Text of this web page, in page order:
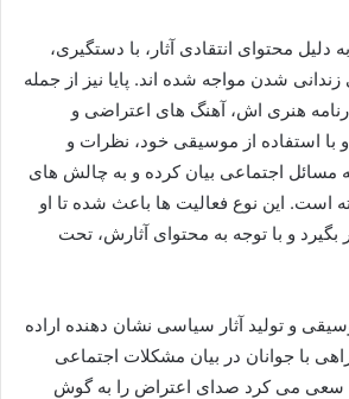
دلیل محتوای انتقادی آثار، با دستگیری،
شدن مواجه شده‌ اند. پایا نیز از جمله
هنری‌ اش، آهنگ‌ های اعتراضی و
استفاده از موسیقی خود، نظرات و
اجتماعی بیان کرده و به چالش‌ های
است. این نوع فعالیت‌ ها باعث شده تا او
و با توجه به محتوای آثارش، تحت
و تولید آثار سیاسی نشان‌ دهنده‌ اراده‌
با جوانان در بیان مشکلات اجتماعی
سعی می کرد صدای اعتراض را به گوش